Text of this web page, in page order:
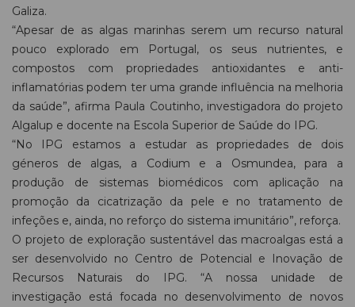
Galiza.
“Apesar de as algas marinhas serem um recurso natural
pouco explorado em Portugal, os seus nutrientes, e
compostos com propriedades antioxidantes e anti-
inflamatórias podem ter uma grande influência na melhoria
da saúde”, afirma Paula Coutinho, investigadora do projeto
Algalup e docente na Escola Superior de Saúde do IPG.
“No IPG estamos a estudar as propriedades de dois
géneros de algas, a Codium e a Osmundea, para a
produção de sistemas biomédicos com aplicação na
promoção da cicatrização da pele e no tratamento de
infeções e, ainda, no reforço do sistema imunitário”, reforça.
O projeto de exploração sustentável das macroalgas está a
ser desenvolvido no Centro de Potencial e Inovação de
Recursos Naturais do IPG. “A nossa unidade de
investigação está focada no desenvolvimento de novos